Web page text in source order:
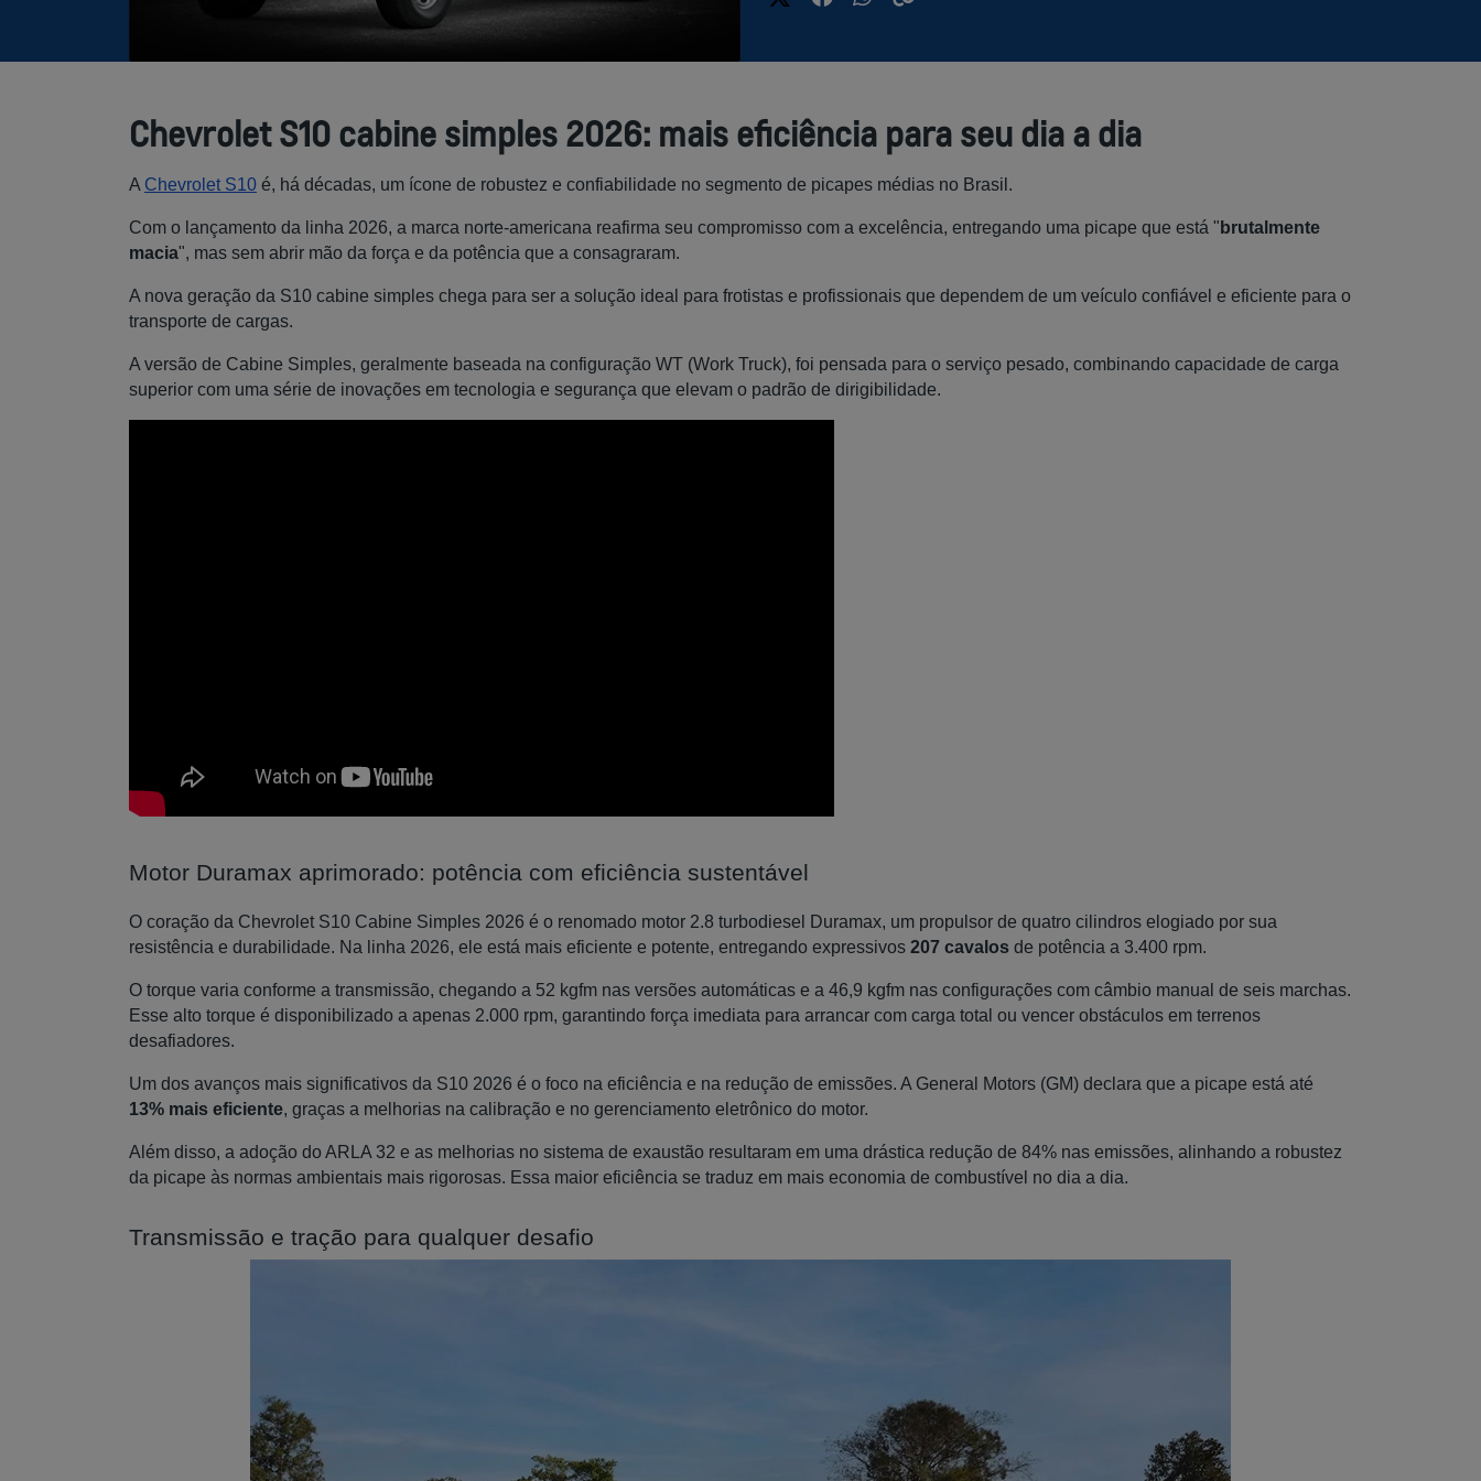
Chevrolet S10 cabine simples 2026: mais eficiência para seu dia a dia
A Chevrolet S10 é, há décadas, um ícone de robustez e confiabilidade no segmento de picapes médias no Brasil.
Com o lançamento da linha 2026, a marca norte-americana reafirma seu compromisso com a excelência, entregando uma picape que está " brutalmente
macia", mas sem abrir mão da força e da potência que a consagraram.
A nova geração da S10 cabine simples chega para ser a solução ideal para frotistas e profissionais que dependem de um veículo confiável e eficiente para o
transporte de cargas.
A versão de Cabine Simples, geralmente baseada na configuração WT (Work Truck), foi pensada para o serviço pesado, combinando capacidade de carga
superior com uma série de inovações em tecnologia e segurança que elevam o padrão de dirigibilidade.
Motor Duramax aprimorado: potência com eficiência sustentável
O coração da Chevrolet S10 Cabine Simples 2026 é o renomado motor 2.8 turbodiesel Duramax, um propulsor de quatro cilindros elogiado por sua
resistência e durabilidade. Na linha 2026, ele está mais eficiente e potente, entregando expressivos 207 cavalos de potência a 3.400 rpm.
O torque varia conforme a transmissão, chegando a 52 kgfm nas versões automáticas e a 46,9 kgfm nas configurações com câmbio manual de seis marchas.
Esse alto torque é disponibilizado a apenas 2.000 rpm, garantindo força imediata para arrancar com carga total ou vencer obstáculos em terrenos
desafiadores.
Um dos avanços mais significativos da S10 2026 é o foco na eficiência e na redução de emissões. A General Motors (GM) declara que a picape está até
13% mais eficiente, graças a melhorias na calibração e no gerenciamento eletrônico do motor.
Além disso, a adoção do ARLA 32 e as melhorias no sistema de exaustão resultaram em uma drástica redução de 84% nas emissões, alinhando a robustez
da picape às normas ambientais mais rigorosas. Essa maior eficiência se traduz em mais economia de combustível no dia a dia.
Transmissão e tração para qualquer desafio